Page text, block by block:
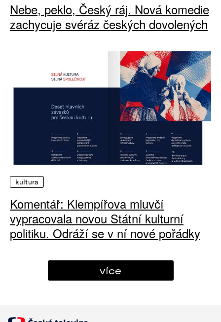
Nebe, peklo, Český ráj. Nová komedie
zachycuje svéráz českých dovolených
kultura
Komentář: Klempířova mluvčí
vypracovala novou Státní kulturní
politiku. Odráží se v ní nové pořádky
více